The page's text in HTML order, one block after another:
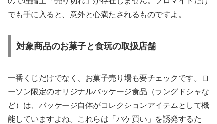
でも手に入ると、意外と心満たされるものですよ。
対象商品のお菓子と食玩の取扱店舗
一番くじだけでなく、お菓子売り場も要チェックです。ロ
ーソン限定のオリジナルパッケージ食品（ラングドシャな
ど）は、パッケージ自体がコレクションアイテムとして機
能していますよね。これらは「パケ買い」を誘発するた